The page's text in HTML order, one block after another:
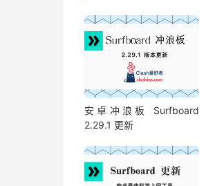
安卓冲浪板 Surfboard
2.29.1 更新